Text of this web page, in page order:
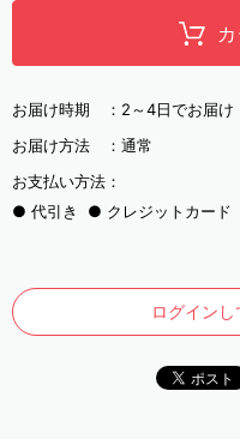
お届け時期 ： 2～4日でお届け
お届け方法 ： 通常
お支払い方法：
代引き
クレジットカード
ログイン